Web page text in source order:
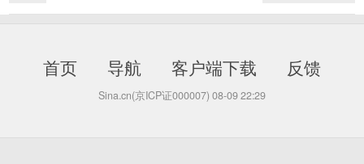
首页 导航 客户端下载 反馈
Sina.cn(京ICP证000007) 08-09 22:29